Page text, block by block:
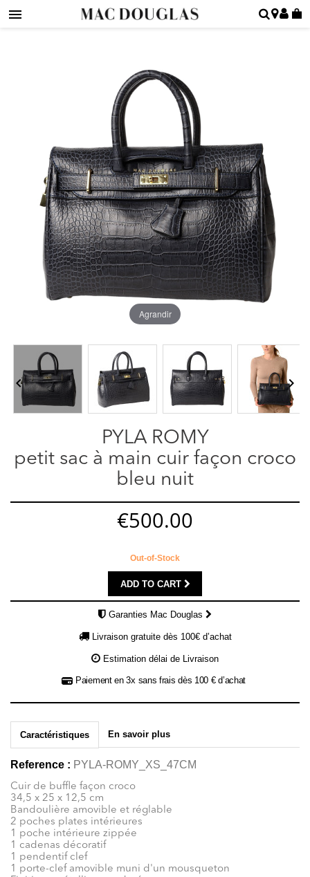
Agrandir
 
PYLA ROMY
petit sac à main cuir façon croco
bleu nuit
€500.00
Out-of-Stock
ADD TO CART
Garanties Mac Douglas
Livraison gratuite dès 100€ d’achat
Estimation délai de Livraison
Paiement en 3x sans frais dès 100 € d’achat
Caractéristiques En savoir plus
Reference : PYLA-ROMY_XS_47CM
Cuir de buffle façon croco
34,5 x 25 x 12,5 cm
Bandoulière amovible et réglable
2 poches plates intérieures
1 poche intérieure zippée
1 cadenas décoratif
1 pendentif clef
1 porte-clef amovible muni d'un mousqueton